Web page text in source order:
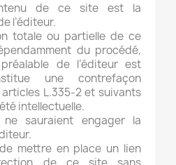
de ce site est la
l’éditeur.
totale ou partielle de ce
du procédé,
de l’éditeur est
une contrefaçon
L.335-2 et suivants
intellectuelle.
sauraient engager la
mettre en place un lien